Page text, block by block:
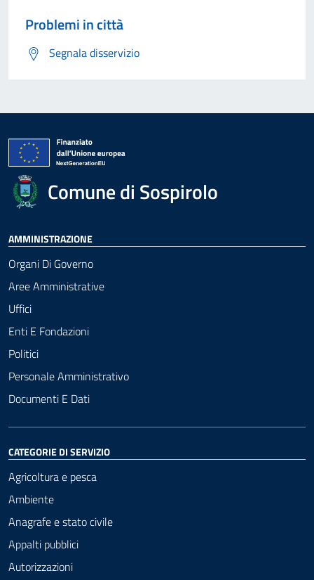
Problemi in città
Segnala disservizio
Comune di Sospirolo
AMMINISTRAZIONE
Organi Di Governo
Aree Amministrative
Uffici
Enti E Fondazioni
Politici
Personale Amministrativo
Documenti E Dati
CATEGORIE DI SERVIZIO
Agricoltura e pesca
Ambiente
Anagrafe e stato civile
Appalti pubblici
Autorizzazioni